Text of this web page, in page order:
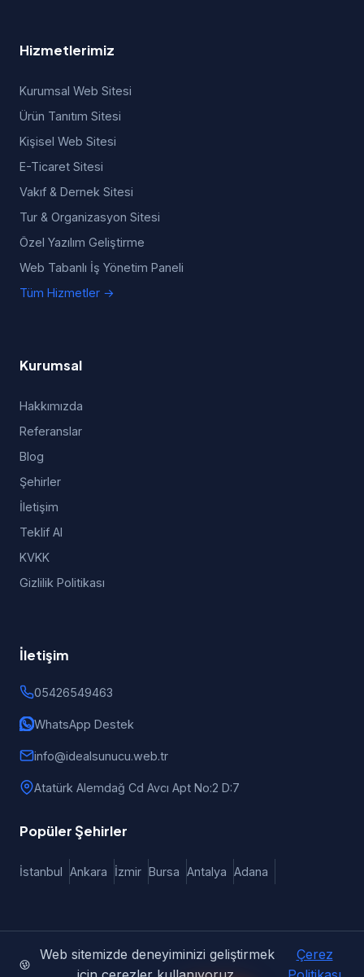
Hizmetlerimiz
Kurumsal Web Sitesi
Ürün Tanıtım Sitesi
Kişisel Web Sitesi
E-Ticaret Sitesi
Vakıf & Dernek Sitesi
Tur & Organizasyon Sitesi
Özel Yazılım Geliştirme
Web Tabanlı İş Yönetim Paneli
Tüm Hizmetler →
Kurumsal
Hakkımızda
Referanslar
Blog
Şehirler
İletişim
Teklif Al
KVKK
Gizlilik Politikası
İletişim
05426549463
WhatsApp Destek
info@idealsunucu.web.tr
Atatürk Alemdağ Cd Avcı Apt No:2 D:7
Popüler Şehirler
İstanbul Ankara İzmir Bursa Antalya Adana
© 2026 iDealSunucu | Türkiye Geneli Web Tasarım, E-Ticaret
Web sitemizde deneyiminizi geliştirmek
Çerez